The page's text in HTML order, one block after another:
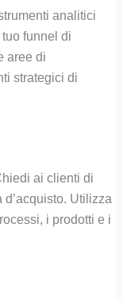
analitici
funnel di
aree di
strategici di
ai clienti di
Utilizza
i prodotti e i